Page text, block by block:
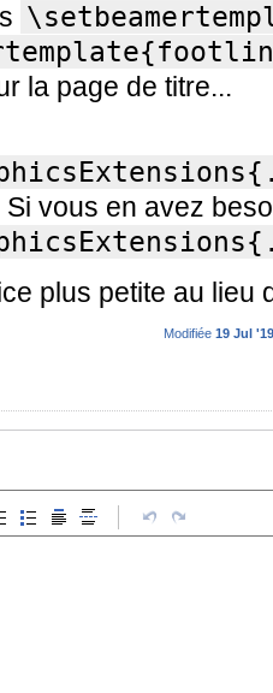
la page de titre...
vous en avez
plus petite au lieu
Modifiée 19 Jul